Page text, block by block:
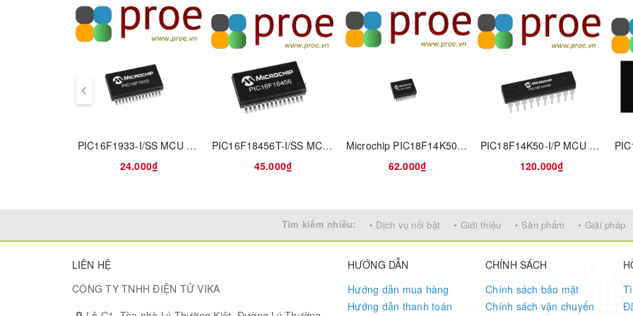
Maximum CPU Frequency (MHz) 84
Maximum Clock Rate (MHz)
Data Bus Width (bit)
Program Memory Type Flash
64KB
Maximum Expanded Memory Size 16MB
Yes
PIC16F1933-I/SS MCU 8-bit PIC RISC 7KB Flash 2.5V/3.3V/5V Automotive 28-Pin SSOP Tube
24.000₫
PIC16F18456T-I/SS MCU 8-bit PIC RISC 28KB Flash 3.3V/5V 28-Pin SSOP T/R
45.000₫
Microchip PIC18F14K50-I/SS 8-bit Microcontrollers - MCU 16KB Flash 768 RAM15 I/O 10-B ADC USB 2.0
62.000₫
PIC18F14K50-I/P MCU 8-bit PIC RISC 16KB Flash 3.3V/5V Automotive 20-Pin PDIP Tube
120.000₫
prev
Tìm kiếm nhiều: • Dịch vụ nổi bật • Giới thiệu • Sản phẩm • Giải pháp
LIÊN HỆ
CÔNG TY TNHH ĐIỆN TỬ VIKA
HƯỚNG DẪN
Hướng dẫn mua hàng
Hướng dẫn thanh toán
CHÍNH SÁCH
Chính sách bảo mật
Chính sách vận chuyển